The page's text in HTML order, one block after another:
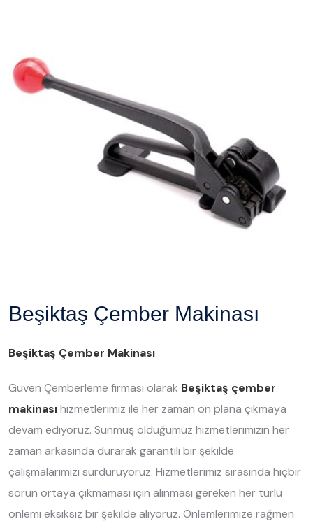
Beşiktaş Çember Makinası
Beşiktaş Çember Makinası
Güven Çemberleme firması olarak Beşiktaş çember
makinasıhizmetlerimiz ile her zaman ön plana çıkmaya
devam ediyoruz. Sunmuş olduğumuz hizmetlerimizin her
zaman arkasında durarak garantili bir şekilde
çalışmalarımızı sürdürüyoruz. Hizmetlerimiz sırasında hiçbir
sorun ortaya çıkmaması için alınması gereken her türlü
önlemi eksiksiz bir şekilde alıyoruz. Önlemlerimize rağmen